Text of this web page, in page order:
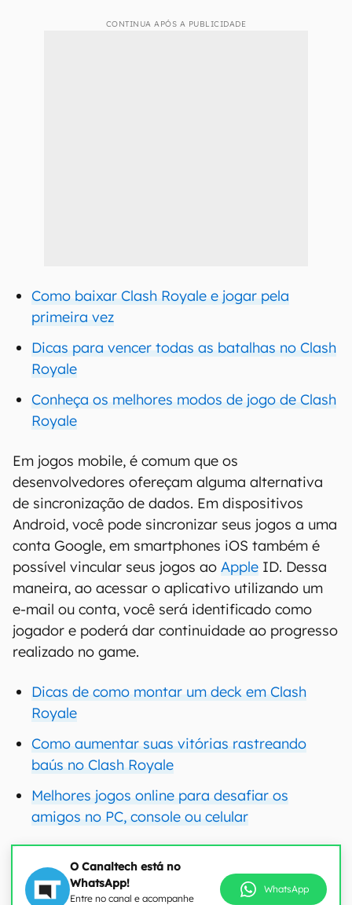
CONTINUA APÓS A PUBLICIDADE
Como baixar Clash Royale e jogar pela
primeira vez
Dicas para vencer todas as batalhas no Clash
Royale
Conheça os melhores modos de jogo de Clash
Royale
Em jogos mobile, é comum que os
desenvolvedores ofereçam alguma alternativa
de sincronização de dados. Em dispositivos
Android, você pode sincronizar seus jogos a uma
conta Google, em smartphones iOS também é
possível vincular seus jogos ao Apple ID. Dessa
maneira, ao acessar o aplicativo utilizando um
e-mail ou conta, você será identificado como
jogador e poderá dar continuidade ao progresso
realizado no game.
Dicas de como montar um deck em Clash
Royale
Como aumentar suas vitórias rastreando
baús no Clash Royale
Melhores jogos online para desafiar os
amigos no PC, console ou celular
O Canaltech está no
WhatsApp!
Entre no canal e acompanhe
WhatsApp